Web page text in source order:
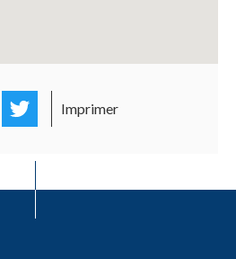
FacebookTwitter
Imprimer